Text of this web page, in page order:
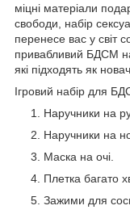
міцні матеріали
свободи, набір
перенесе вас у світ
привабливий БДСМ
які підходять як
Ігровий набір для
Наручники на
Наручники на
Маска на очі.
Плетка багато
Зажими для